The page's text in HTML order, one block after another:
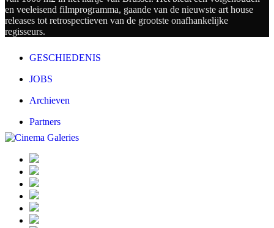
en veeleisend filmprogramma, gaande van de nieuwste art house
releases tot retrospectieven van de grootste onafhankelijke
regisseurs.
GESCHIEDENIS
JOBS
Archieven
Partners